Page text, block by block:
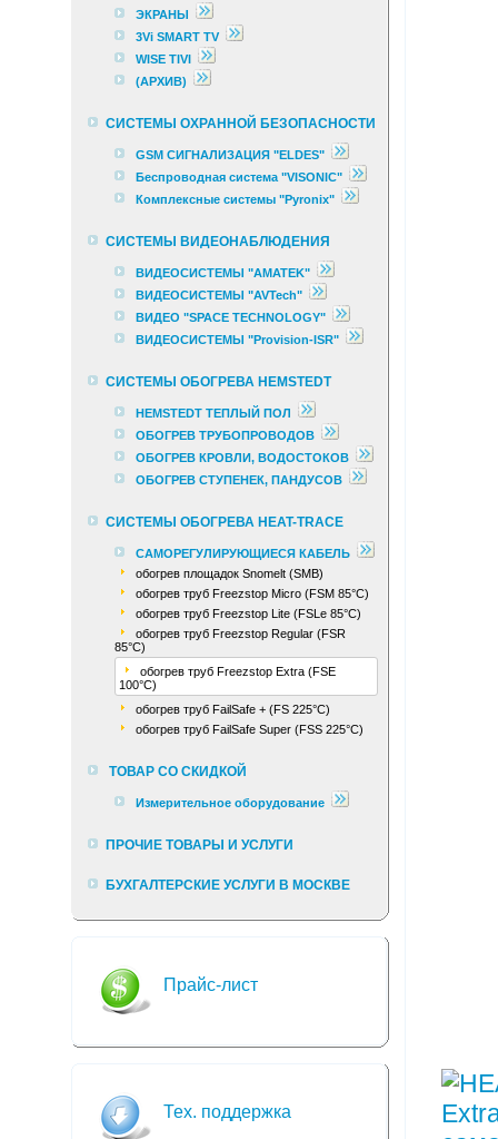
ЭКРАНЫ
3Vi SMART TV
WISE TIVI
(АРХИВ)
СИСТЕМЫ ОХРАННОЙ БЕЗОПАСНОСТИ
GSM СИГНАЛИЗАЦИЯ "ELDES"
Беспроводная система "VISONIC"
Комплексные cистемы "Pyronix"
СИСТЕМЫ ВИДЕОНАБЛЮДЕНИЯ
ВИДЕОСИСТЕМЫ "AMATEK"
ВИДЕОСИСТЕМЫ "AVTech"
ВИДЕО "SPACE TECHNOLOGY"
ВИДЕОСИСТЕМЫ "Provision-ISR"
СИСТЕМЫ ОБОГРЕВА HEMSTEDT
HEMSTEDT ТЕПЛЫЙ ПОЛ
ОБОГРЕВ ТРУБОПРОВОДОВ
ОБОГРЕВ КРОВЛИ, ВОДОСТОКОВ
ОБОГРЕВ СТУПЕНЕК, ПАНДУСОВ
СИСТЕМЫ ОБОГРЕВА HEAT-TRACE
САМОРЕГУЛИРУЮЩИЕСЯ КАБЕЛЬ
обогрев площадок Snomelt (SMB)
обогрев труб Freezstop Micro (FSM 85°С)
обогрев труб Freezstop Lite (FSLe 85°С)
обогрев труб Freezstop Regular (FSR
85°С)
обогрев труб Freezstop Extra (FSE
100°С)
обогрев труб FailSafe + (FS 225°С)
обогрев труб FailSafe Super (FSS 225°С)
ТОВАР СО СКИДКОЙ
Измерительное оборудование
ПРОЧИЕ ТОВАРЫ И УСЛУГИ
БУХГАЛТЕРСКИЕ УСЛУГИ В МОСКВЕ
Прайс-лист
Тех. поддержка